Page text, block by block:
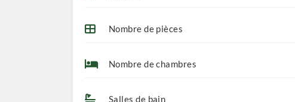
Nombre de pièces
Nombre de chambres
Salles de bain